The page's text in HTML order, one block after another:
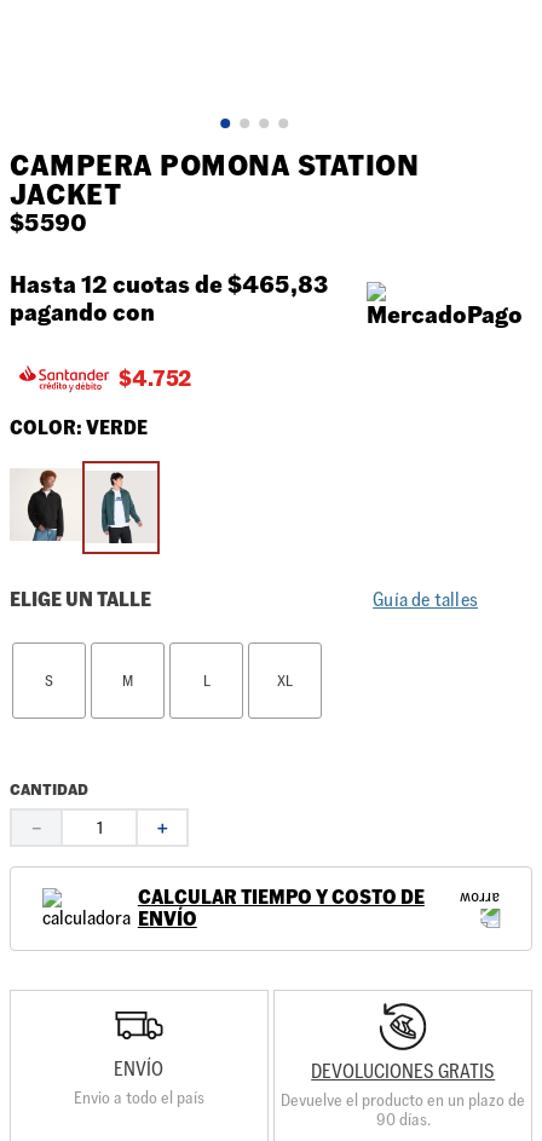
CAMPERA POMONA STATION
JACKET
$5590
Hasta 12 cuotas de$465,83
pagando con
$4.752
COLOR:VERDE
ELIGE UN TALLE Guía de talles
L
M
S XL
CANTIDAD
＋
－
CALCULAR TIEMPO Y COSTO DE
ENVÍO
ENVÍO
Envio a todo el país
DEVOLUCIONES GRATIS
Devuelve el producto en un plazo de
90 días.